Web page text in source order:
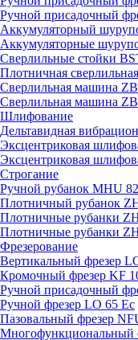
Ручной присадочный
Аккумуляторный
Аккумуляторные
Сверлильные стойки
Плотничная
Сверлильная машина
Сверлильная машина
Шлифование
Дельтавидная
Эксцентриковая
Эксцентриковая
Строгание
Ручной рубанок MHU 82
Плотничный рубанок
Плотничные рубанки
Плотничные рубанки
Фрезерование
Вертикальный фрезер
Кромочный фрезер KF
Ручной присадочный
Ручной фрезер LO 65 Ec
Пазовальный фрезер
Mногофункциональный